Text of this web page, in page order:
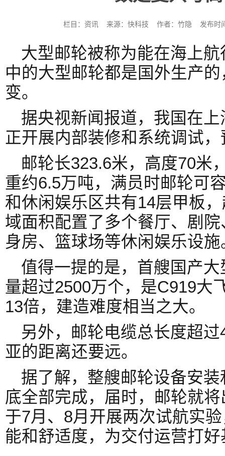
栏目：资讯 来源：快科技 作者：竹隐 发布时
大型邮轮被称为能在海上
中的大型邮轮都是国外生产
变。
据央视新闻报道，我国在
正开展内部装修和系统调试
邮轮长323.6米，高度70米
重约6.5万吨，满员时邮轮可
和休闲娱乐区共有14层甲板
域面积配置了多个餐厅、剧
身房、篮球场等休闲娱乐设施
值得一提的是，首艘国产
量超过2500万个，是C919大
13倍，建造难度相当之大。
另外，邮轮电缆总长度超
亚的距离还要远。
据了解，整艘邮轮设备安
底全部完成，届时，邮轮就
于7月、8月开展两次试航实
能和舒适度，为交付运营打